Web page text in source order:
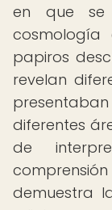
en que
cosmología
papiros
revelan
diferentes
de
demuestra